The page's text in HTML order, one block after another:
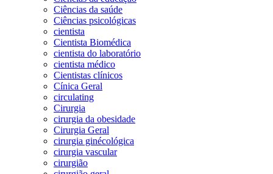
Ciências da saúde
Ciências psicológicas
cientista
Cientista Biomédica
cientista do laboratório
cientista médico
Cientistas clínicos
Cínica Geral
circulating
Cirurgia
cirurgia da obesidade
Cirurgia Geral
cirurgia ginécológica
cirurgia vascular
cirurgião